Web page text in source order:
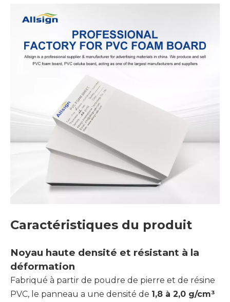
Caractéristiques du produit
Noyau haute densité et résistant à la
déformation
Fabriqué à partir de poudre de pierre et de résine
PVC, le panneau a une densité de 1,8 à 2,0 g/cm³